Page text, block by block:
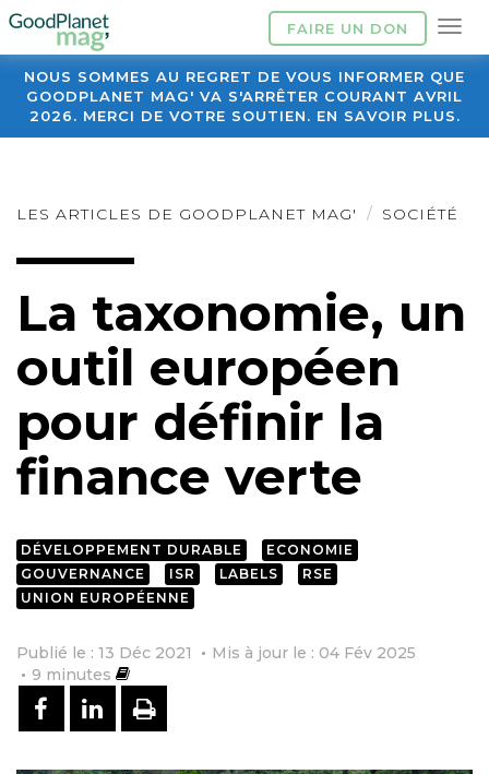
FAIRE UN DON
NOUS SOMMES AU REGRET DE VOUS INFORMER QUE
GOODPLANET MAG' VA S'ARRÊTER COURANT AVRIL
2026. MERCI DE VOTRE SOUTIEN. EN SAVOIR PLUS.
LES ARTICLES DE GOODPLANET MAG' SOCIÉTÉ
La taxonomie, un
outil européen
pour définir la
finance verte
DÉVELOPPEMENT DURABLE
ECONOMIE
GOUVERNANCE
ISR LABELS
RSE
UNION EUROPÉENNE
Publié le : 13 Déc 2021
Mis à jour le : 04 Fév 2025
9 minutes
PARTAGER SUR FACEBOOK
PARTAGER SUR LINKEDIN
IMPRIMER